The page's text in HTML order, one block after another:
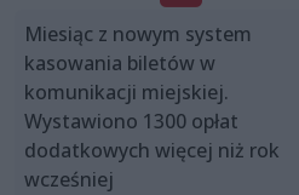
Miesiąc z nowym system
kasowania biletów w
komunikacji miejskiej.
Wystawiono 1300 opłat
dodatkowych więcej niż rok
wcześniej